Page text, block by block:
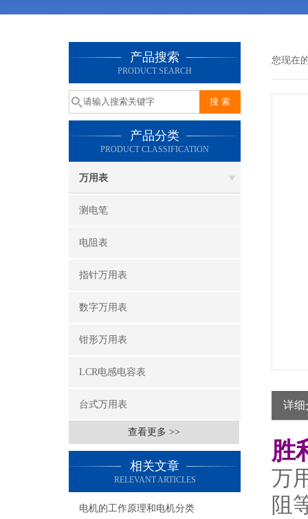
产品搜索
PRODUCT SEARCH
产品分类
PRODUCT CLASSIFICATION
万用表
测电笔
电阻表
指针万用表
数字万用表
钳形万用表
LCR电感电容表
台式万用表
查看更多 >>
相关文章
RELEVANT ARTICLES
电机的工作原理和电机分类
您现在
详细
胜
万
阻